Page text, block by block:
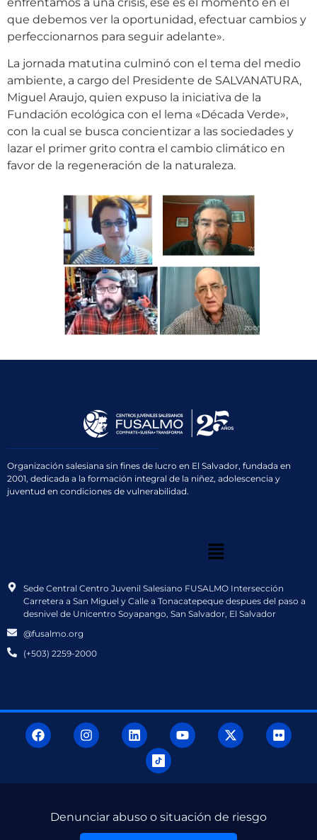
que debemos ver la oportunidad, efectuar cambios y
perfeccionarnos para seguir adelante».
La jornada matutina culminó con el tema del medio
ambiente, a cargo del Presidente de SALVANATURA,
Miguel Araujo, quien expuso la iniciativa de la
Fundación ecológica con el lema «Década Verde»,
con la cual se busca concientizar a las sociedades y
lazar el primer grito contra el cambio climático en
favor de la regeneración de la naturaleza.
Organización salesiana sin fines de lucro en El Salvador, fundada en
2001, dedicada a la formación integral de la niñez, adolescencia y
juventud en condiciones de vulnerabilidad.
Sede Central Centro Juvenil Salesiano FUSALMO Intersección
Carretera a San Miguel y Calle a Tonacatepeque despues del paso a
desnivel de Unicentro Soyapango, San Salvador, El Salvador
@fusalmo.org
(+503) 2259-2000
Denunciar abuso o situación de riesgo